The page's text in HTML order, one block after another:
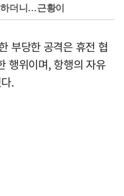
더니…근황이
부당한 공격은 휴전 협
행위이며, 항행의 자유
.